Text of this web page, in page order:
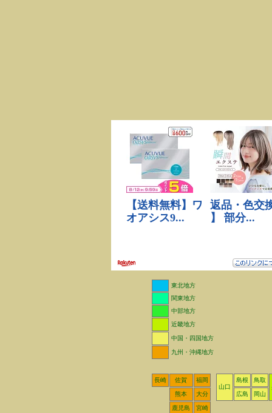
東北地方
関東地方
中部地方
近畿地方
中国・四国地方
九州・沖縄地方
長崎 佐賀
福岡
山口
島根
鳥取
熊本
大分 広島 岡山
鹿児島 宮崎